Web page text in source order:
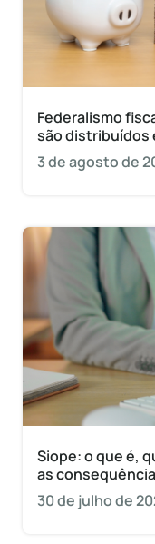
Federalismo
são distribuídos
3 de agosto de
Siope: o que é,
as
30 de julho de